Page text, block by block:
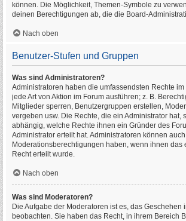
können. Die Möglichkeit, Themen-Symbole zu
deinen Berechtigungen ab, die die Board-
Nach oben
Benutzer-Stufen und Gruppen
Was sind Administratoren?
Administratoren haben die umfassendsten Rechte
jede Art von Aktion im Forum ausführen; z. B.
Mitglieder sperren, Benutzergruppen erstellen,
vergeben usw. Die Rechte, die ein Administrator hat,
abhängig, welche Rechte ihnen ein Gründer des
Administrator erteilt hat. Administratoren können
Moderationsberechtigungen haben, wenn ihnen das
Recht erteilt wurde.
Nach oben
Was sind Moderatoren?
Die Aufgabe der Moderatoren ist es, das Geschehen
beobachten. Sie haben das Recht, in ihrem Bereich